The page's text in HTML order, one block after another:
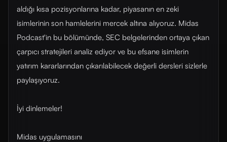
aldığı kısa pozisyonlarına kadar, piyasanın en zeki
isimlerinin son hamlelerini mercek altına alıyoruz. Midas
Podcast'in bu bölümünde, SEC belgelerinden ortaya çıkan
çarpıcı stratejileri analiz ediyor ve bu efsane isimlerin
yatırım kararlarından çıkarılabilecek değerli dersleri sizlerle
paylaşıyoruz.
İyi dinlemeler!
Midas uygulamasını